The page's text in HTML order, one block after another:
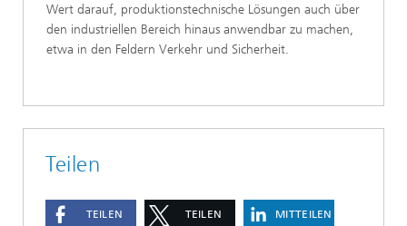
Wert darauf, produktionstechnische Lösungen auch über
den industriellen Bereich hinaus anwendbar zu machen,
etwa in den Feldern Verkehr und Sicherheit.
Teilen
TEILEN TEILEN MITTEILEN